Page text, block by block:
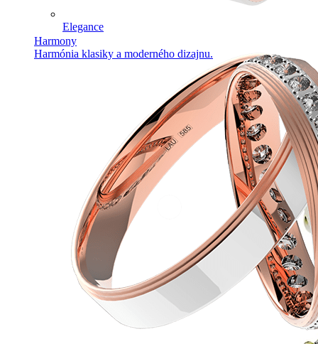
Harmony
Harmónia klasiky a moderného dizajnu.
Elegance